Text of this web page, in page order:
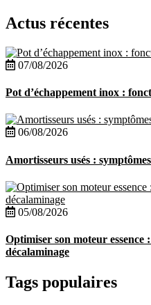
Actus récentes
07/08/2026
Pot d’échappement inox :
06/08/2026
Amortisseurs usés :
05/08/2026
Optimiser son moteur
décalaminage
Tags populaires